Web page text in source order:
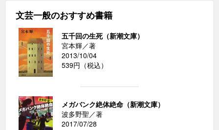
文芸一般のおすすめ書籍
五千回の生死（新潮文庫）
宮本輝／著
2013/10/04
539円（税込）
メガバンク絶体絶命（新潮文庫）
波多野聖／著
2017/07/28